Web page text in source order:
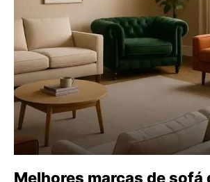
Melhores marcas de sofá